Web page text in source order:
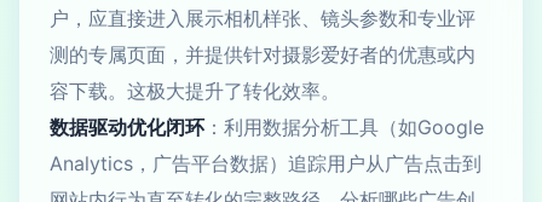
户，应直接进入展示相机样张、镜头参数和专业评
测的专属页面，并提供针对摄影爱好者的优惠或内
容下载。这极大提升了转化效率。
数据驱动优化闭环：利用数据分析工具（如Google
Analytics，广告平台数据）追踪用户从广告点击到